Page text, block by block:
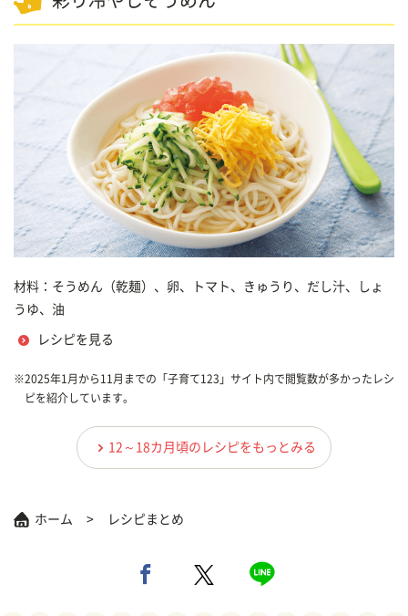
材料：そうめん（乾麺）、卵、トマト、きゅうり、だし汁、しょ
うゆ、油
レシピを見る
※2025年1月から11月までの「子育て123」サイト内で閲覧数が多かったレシ
ピを紹介しています。
12～18カ月頃のレシピをもっとみる
ホーム レシピまとめ